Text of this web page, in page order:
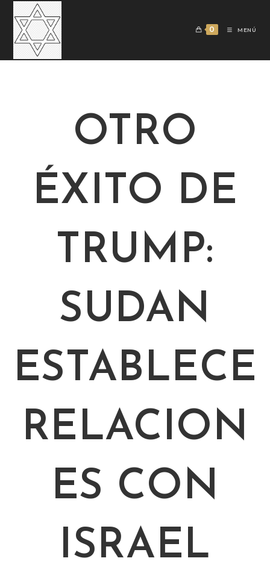
0 MENÚ
OTRO
ÉXITO DE
TRUMP:
SUDAN
ESTABLECE
RELACION
ES CON
ISRAEL